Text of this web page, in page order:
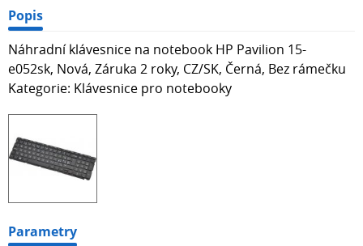
Popis
Náhradní klávesnice na notebook HP Pavilion 15-
e052sk, Nová, Záruka 2 roky, CZ/SK, Černá, Bez rámečku
Kategorie: Klávesnice pro notebooky
Parametry